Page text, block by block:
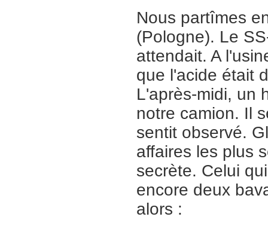
Nous partîmes
(Pologne). Le
attendait. A
que l'acide était
L'après-midi, un
notre camion. Il
sentit observé.
affaires les plus
secrète. Celui
encore deux
alors :